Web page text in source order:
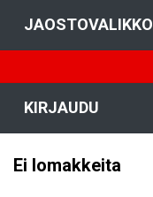
JAOSTOVALIKKO
KIRJAUDU
Ei lomakkeita